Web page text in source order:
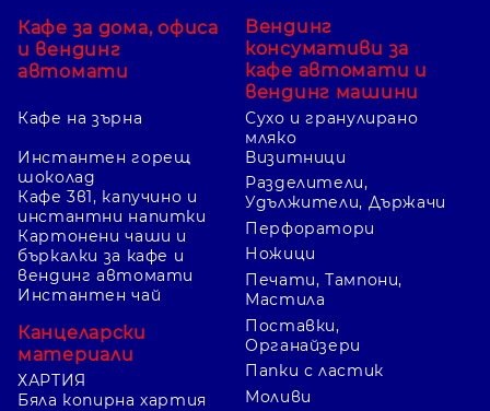
Кафе за дома, офиса
и вендинг
автомати
Кафе на зърна
Вендинг
консумативи за
кафе автомати и
вендинг машини
Сухо и гранулирано
мляко
Инстантен горещ
шоколад
Кафе 3в1, капучино и
инстантни напитки
Картонени чаши и
бъркалки за кафе и
вендинг автомати
Инстантен чай
Канцеларски
материали
ХАРТИЯ
Бяла копирна хартия
Визитници
Разделители,
Удължители, Държачи
Перфоратори
Ножици
Печати, Тампони,
Мастила
Поставки,
Органайзери
Папки с ластик
Моливи